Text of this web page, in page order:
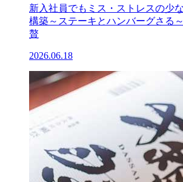
新入社員でもミス・ストレスの少
構築～ステーキとハンバーグさる
贅
2026.06.18